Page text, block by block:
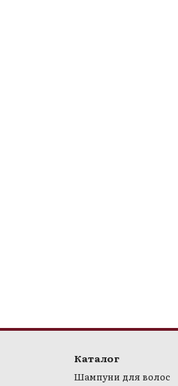
Каталог
Шампуни для волос